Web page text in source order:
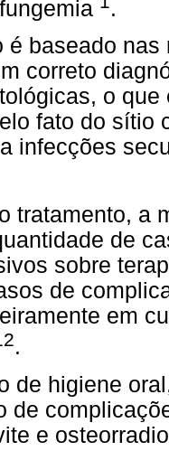
.
é baseado
correto
o
fato do sítio
infecções
tratamento, a
de
sobre
de
em
.
de higiene
de
e